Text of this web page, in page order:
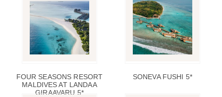
FOUR SEASONS RESORT
MALDIVES AT LANDAA
GIRAAVARU 5*
SONEVA FUSHI 5*